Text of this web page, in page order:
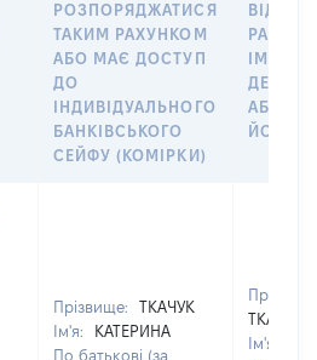
РОЗПОРЯДЖАТИСЯ
ТАКИМ РАХУНКОМ
АБО МАЄ ДОСТУП
ДО
ІНДИВІДУАЛЬНОГО
БАНКІВСЬКОГО
СЕЙФУ (КОМІРКИ)
ІМ’Я
АБО
ЙОГО
Прізвище:
ТКАЧУК
Ім'я:
КАТЕРИНА
По батькові (за
ТКАЧУК
Ім'я: